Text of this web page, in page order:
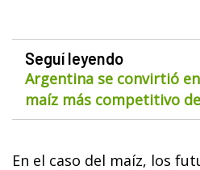
Seguí leyendo
Argentina se convirtió
maíz más competitivo
En el caso del maíz, los